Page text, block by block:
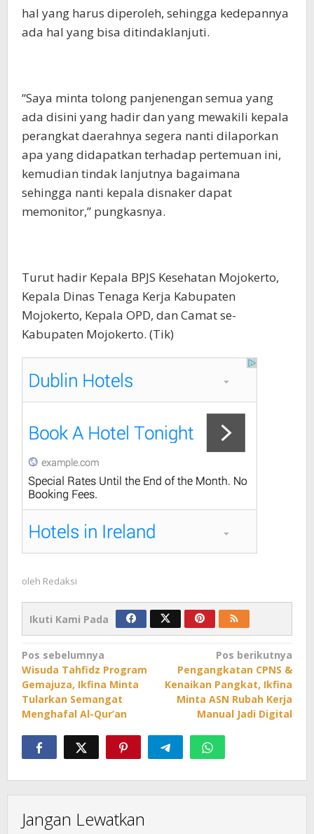
hal yang harus diperoleh, sehingga kedepannya
ada hal yang bisa ditindaklanjuti.
“Saya minta tolong panjenengan semua yang
ada disini yang hadir dan yang mewakili kepala
perangkat daerahnya segera nanti dilaporkan
apa yang didapatkan terhadap pertemuan ini,
kemudian tindak lanjutnya bagaimana
sehingga nanti kepala disnaker dapat
memonitor,” pungkasnya.
Turut hadir Kepala BPJS Kesehatan Mojokerto,
Kepala Dinas Tenaga Kerja Kabupaten
Mojokerto, Kepala OPD, dan Camat se-
Kabupaten Mojokerto. (Tik)
oleh Redaksi
Ikuti Kami Pada
Navigasi
pos
Pos sebelumnya
Wisuda Tahfidz Program
Gemajuza, Ikfina Minta
Tularkan Semangat
Menghafal Al-Qur’an
Pos berikutnya
Pengangkatan CPNS &
Kenaikan Pangkat, Ikfina
Minta ASN Rubah Kerja
Manual Jadi Digital
Jangan Lewatkan